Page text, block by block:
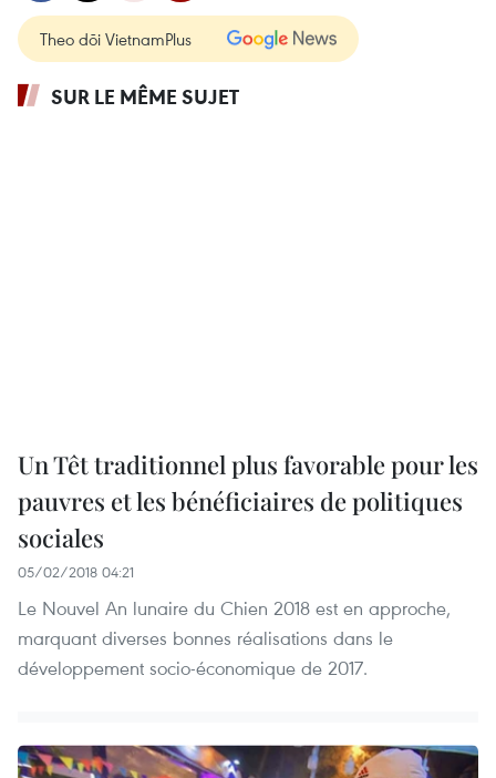
Theo dõi VietnamPlus
SUR LE MÊME SUJET
Un Têt traditionnel plus favorable pour les
pauvres et les bénéficiaires de politiques
sociales
05/02/2018 04:21
Le Nouvel An lunaire du Chien 2018 est en approche,
marquant diverses bonnes réalisations dans le
développement socio-économique de 2017.